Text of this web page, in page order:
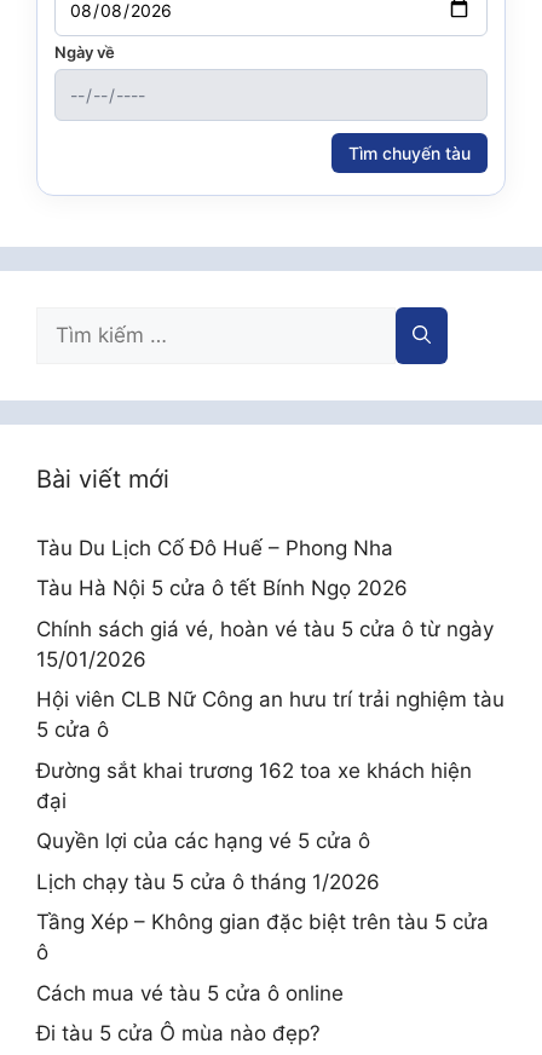
Ngày về
Tìm chuyến tàu
Tìm
kiếm
Bài viết mới
Tàu Du Lịch Cố Đô Huế – Phong Nha
Tàu Hà Nội 5 cửa ô tết Bính Ngọ 2026
Chính sách giá vé, hoàn vé tàu 5 cửa ô từ ngày
15/01/2026
Hội viên CLB Nữ Công an hưu trí trải nghiệm tàu
5 cửa ô
Đường sắt khai trương 162 toa xe khách hiện
đại
Quyền lợi của các hạng vé 5 cửa ô
Lịch chạy tàu 5 cửa ô tháng 1/2026
Tầng Xép – Không gian đặc biệt trên tàu 5 cửa
ô
Cách mua vé tàu 5 cửa ô online
Đi tàu 5 cửa Ô mùa nào đẹp?